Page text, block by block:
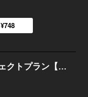
¥748
真壁先生のパーフェクトプラン【単行本版】3